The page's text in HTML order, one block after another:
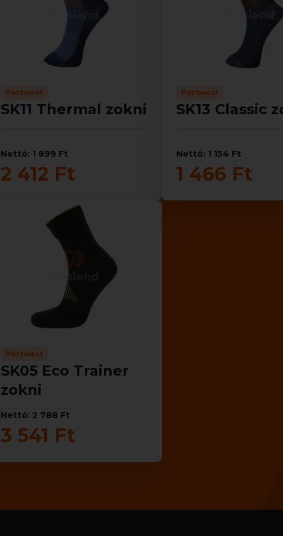
Portwest
SK11 Thermal zokni
Nettó: 1 899 Ft
2 412 Ft
Portwest
SK13 Classic
Nettó: 1 154 Ft
1 466 Ft
Portwest
SK05 Eco Trainer
zokni
Nettó: 2 788 Ft
3 541 Ft